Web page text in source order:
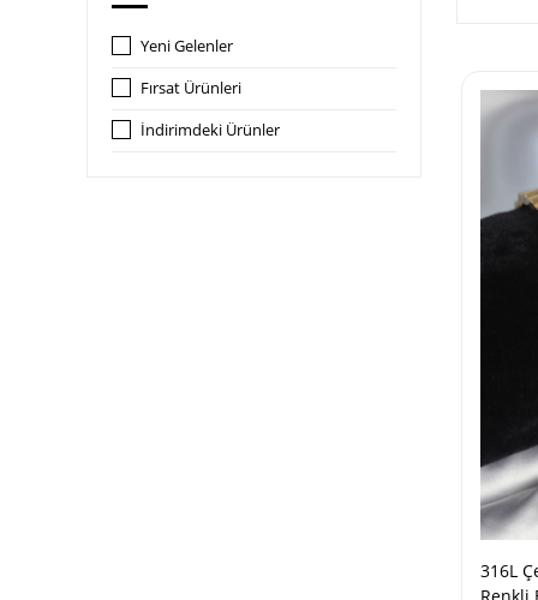
Yeni Gelenler
Fırsat Ürünleri
İndirimdeki Ürünler
316L